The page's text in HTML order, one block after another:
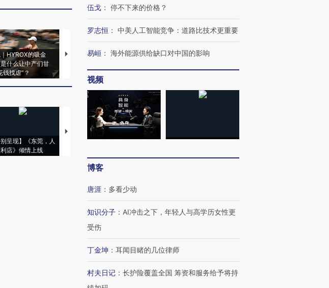
HYROX的吸金
什么让中产们甘
钱找虐”？
马航飞行员跨国走私7万
视线｜被称为“蟑螂”的印
育部长拱下台
飞地休达
别呈现】《东莞，人
店》倾情上线
【推广】走进第四届链博
会，让数智科技“链”接产
【特别呈现】寻找100种
CFO：不靠规模取胜，华
伍戈 ： 停不下来的价格？
罗志恒 ： 中美人工智能竞争：道路比技术更重要
易峘 ： 海外能源供给缺口对中国的影响
视频
博客
唐涯 ： 多看少动
知识分子 ： AI冲击之下，年轻人与高学历女性更
受伤
丁金坤 ： 耳闻目睹的几位律师
村夫日记 ： 长护险覆盖全国 筹资和服务给予将持